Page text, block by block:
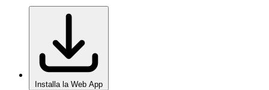
Installa la Web App